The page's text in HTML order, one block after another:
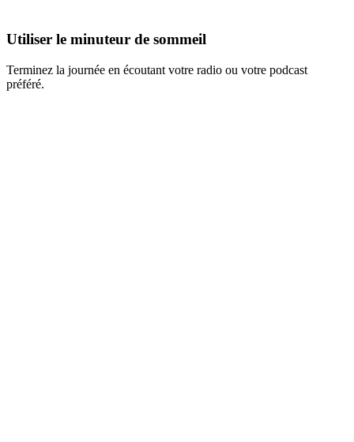
Utiliser le minuteur de sommeil
Terminez la journée en écoutant votre radio ou votre podcast
préféré.